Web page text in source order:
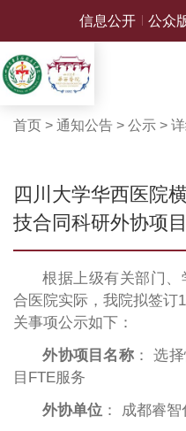
信息公开 公众
首页 > 通知公告> 公示>
四川大学华西医院
技合同科研外协项
根据上级有关部门
合医院实际，我院拟签订
关事项公示如下：
外协项目名称： 选
目FTE服务
外协单位 ： 成都睿